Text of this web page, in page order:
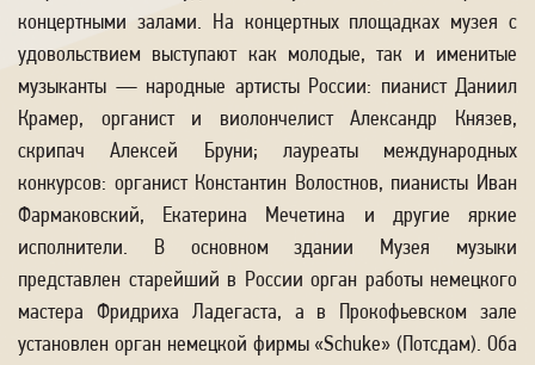
концертными залами. На концертных площадках музея с
удовольствием выступают как молодые, так и именитые
музыканты — народные артисты России: пианист Даниил
Крамер, органист и виолончелист Александр Князев,
скрипач Алексей Бруни; лауреаты международных
конкурсов: органист Константин Волостнов, пианисты Иван
Фармаковский, Екатерина Мечетина и другие яркие
исполнители. В основном здании Музея музыки
представлен старейший в России орган работы немецкого
мастера Фридриха Ладегаста, а в Прокофьевском зале
установлен орган немецкой фирмы «Schuke» (Потсдам). Оба